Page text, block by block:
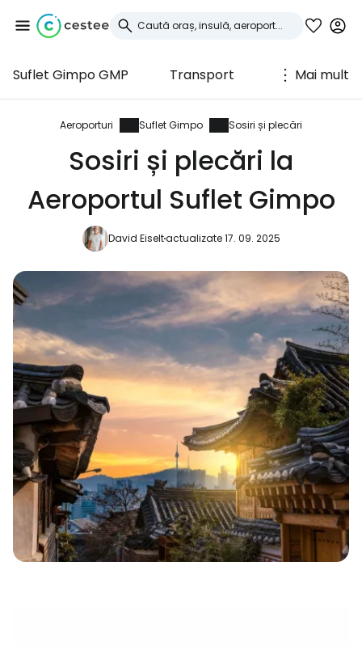
Suflet Gimpo GMP Transport Mai mult
Aeroporturi Suflet Gimpo Sosiri și plecări
Sosiri și plecări la
Aeroportul Suflet Gimpo
David Eiseltactualizate 17. 09. 2025
Conectați-vă la
Cestee
... comunitatea mondială a călătorilor
Continuați cu Facebook
Continuați cu e-mailul